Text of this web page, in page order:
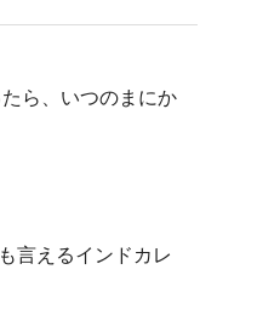
ら、いつのまにか
言えるインドカレ